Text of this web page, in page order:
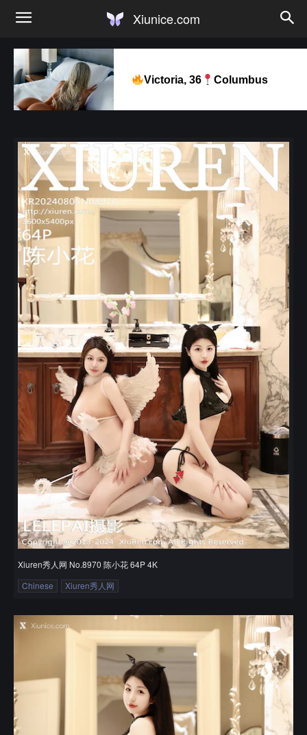
Xiunice.com
Victoria, 36 Columbus
Xiuren秀人网 No.8970 陈小花 64P 4K
Chinese
Xiuren秀人网